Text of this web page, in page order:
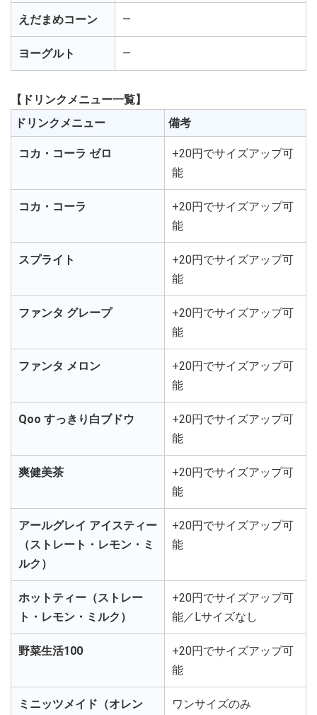
えだまめコーン ―
ヨーグルト ―
【ドリンクメニュー一覧】
ドリンクメニュー
備考
コカ・コーラ ゼロ
+20円でサイズアップ可
能
コカ・コーラ
+20円でサイズアップ可
能
スプライト
+20円でサイズアップ可
能
ファンタ グレープ
+20円でサイズアップ可
能
ファンタ メロン
+20円でサイズアップ可
能
Qoo すっきり白ブドウ
+20円でサイズアップ可
能
爽健美茶
+20円でサイズアップ可
能
アールグレイ アイスティー
（ストレート・レモン・ミ
ルク）
+20円でサイズアップ可
能
ホットティー（ストレー
ト・レモン・ミルク）
+20円でサイズアップ可
能／Lサイズなし
野菜生活100
+20円でサイズアップ可
能
ミニッツメイド（オレン
ワンサイズのみ